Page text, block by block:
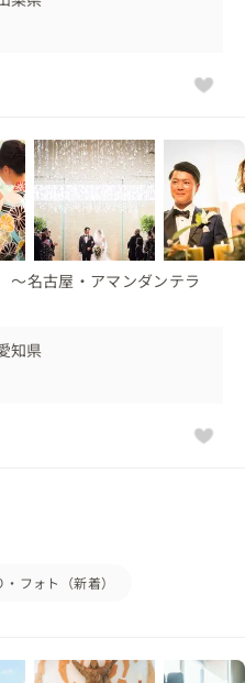
名古屋・アマンダンテラ
知県
フォト（新着）